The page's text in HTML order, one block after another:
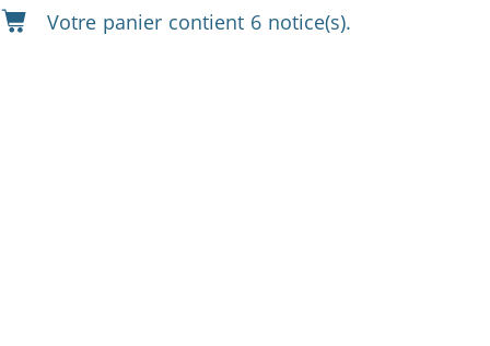
Votre panier contient 6 notice(s).